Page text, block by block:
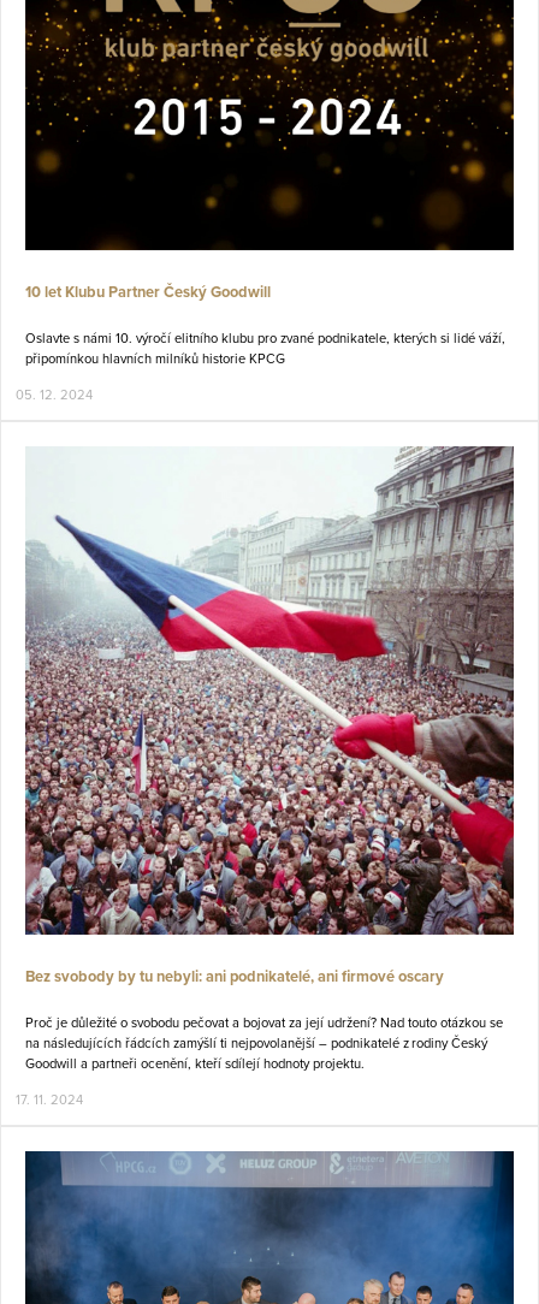
10 let Klubu Partner Český Goodwill
Oslavte s námi 10. výročí elitního klubu pro zvané podnikatele, kterých si lidé váží,
připomínkou hlavních milníků historie KPCG
05. 12. 2024
Bez svobody by tu nebyli: ani podnikatelé, ani firmové oscary
Proč je důležité o svobodu pečovat a bojovat za její udržení? Nad touto otázkou se
na následujících řádcích zamýšlí ti nejpovolanější – podnikatelé z rodiny Český
Goodwill a partneři ocenění, kteří sdílejí hodnoty projektu.
17. 11. 2024